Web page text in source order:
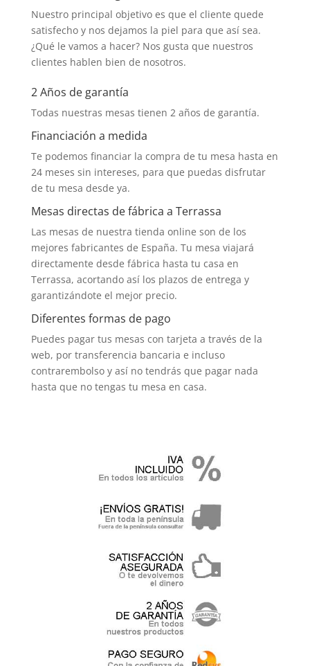
Nuestro principal objetivo es que el cliente quede
satisfecho y nos dejamos la piel para que así sea.
¿Qué le vamos a hacer? Nos gusta que nuestros
clientes hablen bien de nosotros.
2 Años de garantía
Todas nuestras mesas tienen 2 años de garantía.
Financiación a medida
Te podemos financiar la compra de tu mesa hasta en
24 meses sin intereses, para que puedas disfrutar
de tu mesa desde ya.
Mesas directas de fábrica a Terrassa
Las mesas de nuestra tienda online son de los
mejores fabricantes de España. Tu mesa viajará
directamente desde fábrica hasta tu casa en
Terrassa, acortando así los plazos de entrega y
garantizándote el mejor precio.
Diferentes formas de pago
Puedes pagar tus mesas con tarjeta a través de la
web, por transferencia bancaria e incluso
contrarembolso y así no tendrás que pagar nada
hasta que no tengas tu mesa en casa.